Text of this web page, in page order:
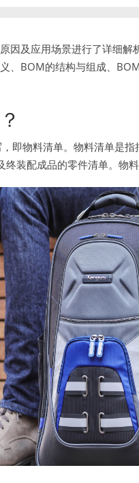
原因及应用场景进行了详细
、BOM的结构与组成、
即物料清单。物料清单是
装配成品的零件清单。物